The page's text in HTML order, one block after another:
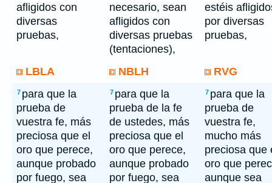
afligidos con
diversas
pruebas,
necesario, sean
afligidos con
diversas pruebas
(tentaciones),
estéis
por diversas
pruebas,
LBLA NBLH RVG
7 para que la
prueba de
vuestra fe, más
preciosa que el
oro que perece,
aunque probado
por fuego, sea
7 para que la
prueba de la fe
de ustedes, más
preciosa que el
oro que perece,
aunque probado
por fuego, sea
7 para que la
prueba de
vuestra fe,
mucho más
preciosa que
oro que
aunque sea